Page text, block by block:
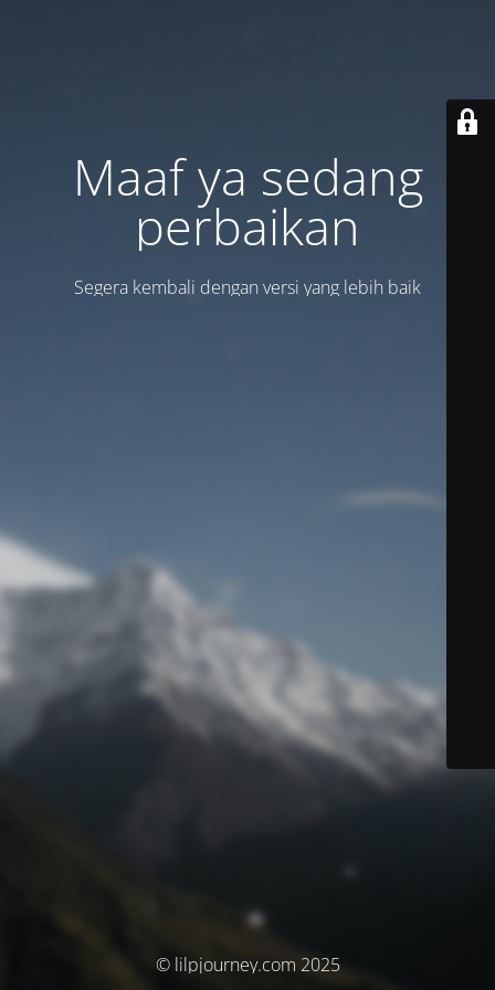
Maaf ya sedang
perbaikan
Segera kembali dengan versi yang lebih baik
© lilpjourney.com 2025